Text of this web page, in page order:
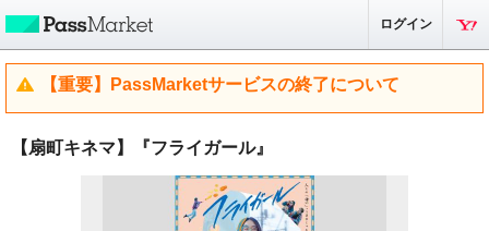
ログイン
【重要】PassMarketサービスの終了について
【扇町キネマ】『フライガール』